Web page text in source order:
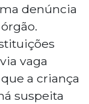
Justiça por
e com
de
exigência de
Inclusão
denúncia
vaga
a criança
suspeita